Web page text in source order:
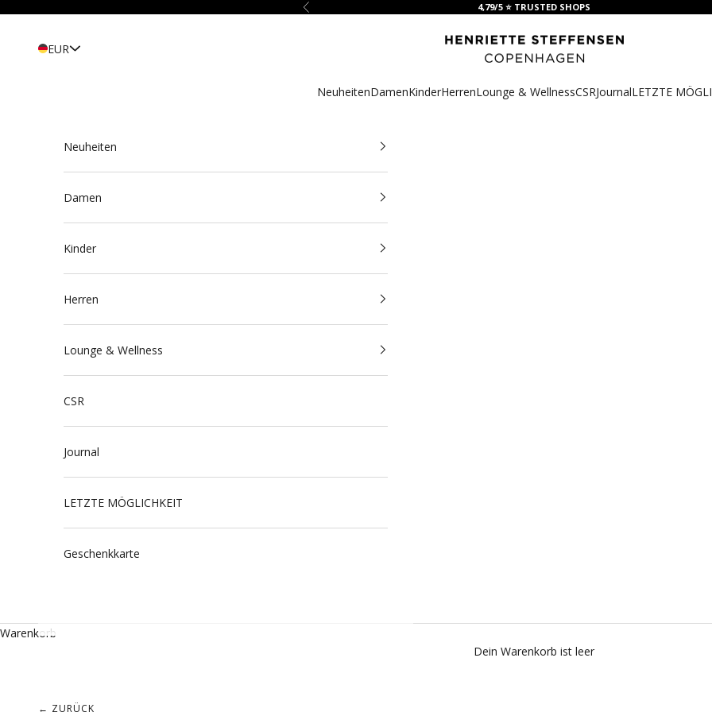
Zurück 4,79/5 ⭐ TRUSTED SHOPS
EUR HSCPH
NeuheitenDamenKinderHerrenLounge & WellnessCSRJournalLETZTE
Neuheiten
Damen
Kinder
Herren
Lounge & Wellness
CSR
Journal
LETZTE MÖGLICHKEIT
Geschenkkarte
Warenkorb
Dein Warenkorb ist leer
← ZURÜCK